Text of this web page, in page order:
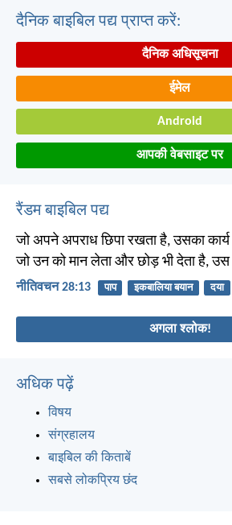
दैनिक बाइबिल पद्य प्राप्त करें:
दैनिक अधिसूचना
ईमेल
Android
आपकी वेबसाइट पर
रैंडम बाइबिल पद्य
जो अपने अपराध छिपा रखता है, उसका
जो उन को मान लेता और छोड़ भी देता है, उस
नीतिवचन 28:13 पाप इकबालिया बयान दया
अगला श्लोक!
अधिक पढ़ें
विषय
संग्रहालय
बाइबिल की किताबें
सबसे लोकप्रिय छंद